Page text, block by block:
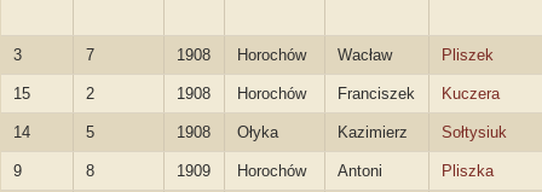
3 7 1908 Horochów Wacław Pliszek
15 2 1908 Horochów Franciszek Kuczera
14 5 1908 Ołyka Kazimierz Sołtysiuk
9 8 1909 Horochów Antoni Pliszka